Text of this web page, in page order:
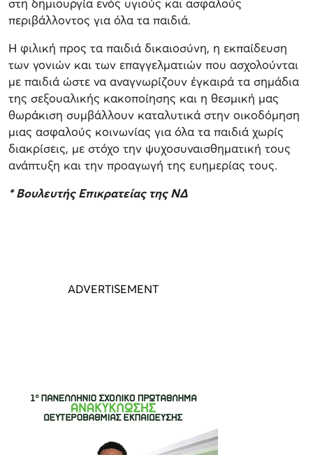
στη δημιουργία ενός υγιούς και ασφαλούς
περιβάλλοντος για όλα τα παιδιά.
Η φιλική προς τα παιδιά δικαιοσύνη, η εκπαίδευση
των γονιών και των επαγγελματιών που ασχολούνται
με παιδιά ώστε να αναγνωρίζουν έγκαιρά τα σημάδια
της σεξουαλικής κακοποίησης και η θεσμική μας
θωράκιση συμβάλλουν καταλυτικά στην οικοδόμηση
μιας ασφαλούς κοινωνίας για όλα τα παιδιά χωρίς
διακρίσεις, με στόχο την ψυχοσυναισθηματική τους
ανάπτυξη και την προαγωγή της ευημερίας τους.
* Βουλευτής Επικρατείας της ΝΔ